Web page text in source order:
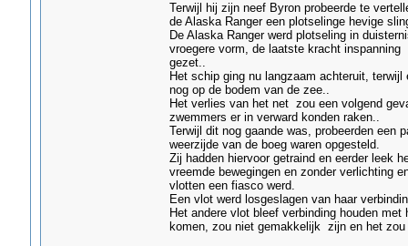
Terwijl hij zijn neef Byron probeerde te
de Alaska Ranger een plotselinge hevige
De Alaska Ranger werd plotseling in
vroegere vorm, de laatste kracht inspanning
gezet..
Het schip ging nu langzaam achteruit,
nog op de bodem van de zee..
Het verlies van het net zou een volgend
zwemmers er in verward konden raken..
Terwijl dit nog gaande was, probeerden een
weerzijde van de boeg waren opgesteld.
Zij hadden hiervoor getraind en eerder leek
vreemde bewegingen en zonder verlichting
vlotten een fiasco werd.
Een vlot werd losgeslagen van haar
Het andere vlot bleef verbinding houden
komen, zou niet gemakkelijk zijn en het